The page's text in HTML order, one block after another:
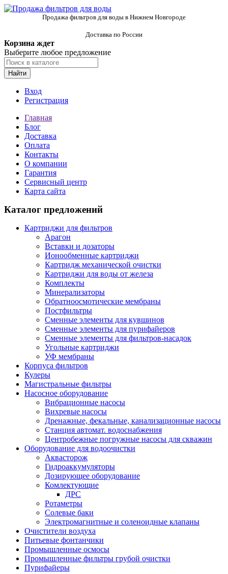
Продажа фильтров для воды в Нижнем Новгороде
Доставка по России
Корзина ждет
Выберите любое предложение
Найти
Вход
Регистрация
Главная
Блог
Доставка
Оплата
Контакты
О компании
Гарантия
Сервисный центр
Карта сайта
Каталог предложений
Картриджи для фильтров
Арагон
Вставки и дозаторы
Ионообменные картриджи
Картридж механической очистки
Картриджи для воды от железа
Комплекты
Минерализаторы
Обратноосмотические мембраны
Постфильтры
Сменные элементы для кувшинов
Сменные элементы для пурифайеров
Сменные элементы для фильтров-насадок
Угольные картриджи
УФ мембраны
Корпуса фильтров
Кулеры
Магистральные фильтры
Насосное оборудование
Вибрационные насосы
Вихревые насосы
Дренажные, фекальные, канализационные насосы
Станция автомат. водоснабжения
Центробежные погружные насосы для скважин
Оборудование для водоочистки
Аквасторож
Гидроаккумуляторы
Дозирующее оборудование
Комлектующие
ДРС
Ротаметры
Солевые баки
Электромагнитные и соленоидные клапаны
Очистители воздуха
Питьевые фонтанчики
Промышленные осмосы
Промышленные фильтры грубой очистки
Пурифайеры